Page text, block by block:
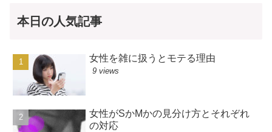
本日の人気記事
女性を雑に扱うとモテる理由
9 views
女性がSかMかの見分け方とそれぞれ
の対応